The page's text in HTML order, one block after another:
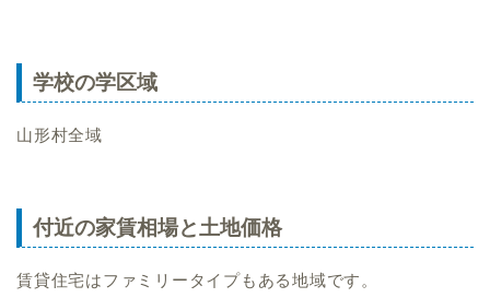
学校の学区域
山形村全域
付近の家賃相場と土地価格
賃貸住宅はファミリータイプもある地域です。